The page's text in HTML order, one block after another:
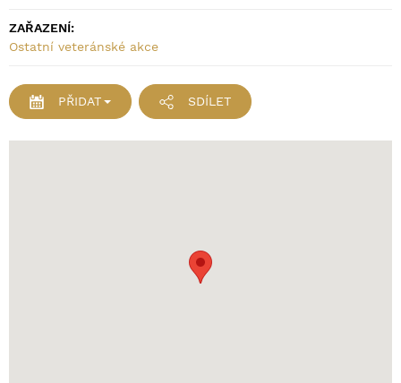
ZAŘAZENÍ:
Ostatní veteránské akce
PŘIDAT SDÍLET